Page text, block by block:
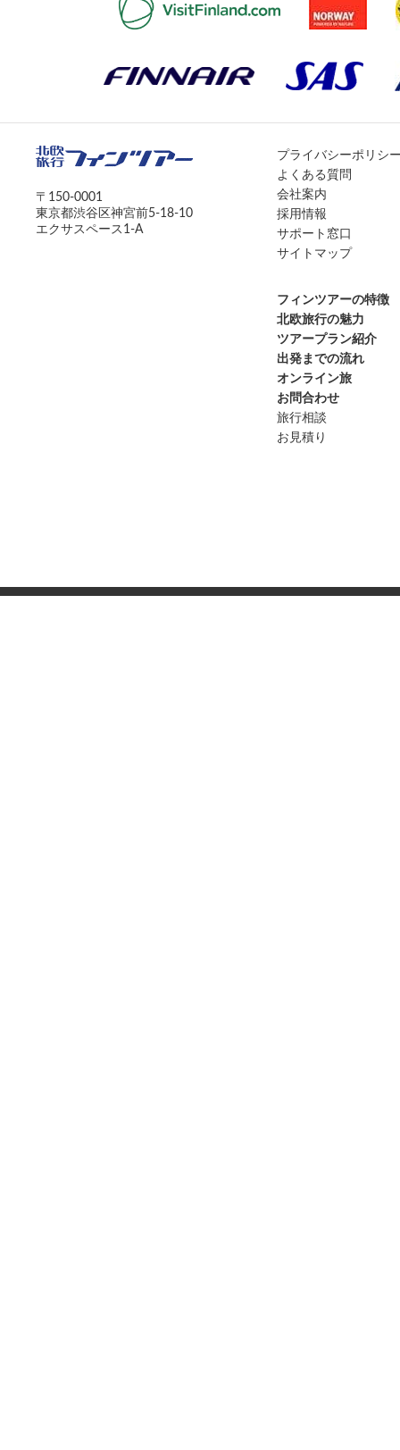
〒150-0001
東京都渋谷区神宮前5-18-10
エクサスペース1-A
プライバシーポリシ
よくある質問
会社案内
採用情報
サポート窓口
サイトマップ
フィンツアーの特徴
北欧旅行の魅力
ツアープラン紹介
出発までの流れ
オンライン旅
お問合わせ
旅行相談
お見積り